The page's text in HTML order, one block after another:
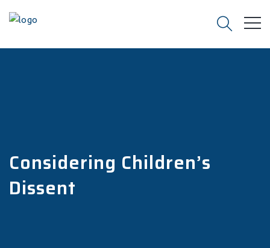
Considering Children’s
Dissent